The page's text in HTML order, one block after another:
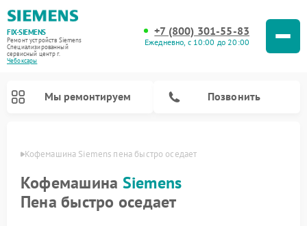
FIX-SIEMENS
Ремонт устройств Siemens
Специализированный
cервисный центр г.
Чебоксары
+7 (800) 301-55-83
Ежедневно, с 10:00 до 20:00
Мы ремонтируем Позвонить
Кофемашина Siemens пена быстро оседает
Кофемашина Siemens
Пена быстро оседает